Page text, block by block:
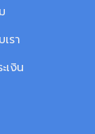
รา
เงิน